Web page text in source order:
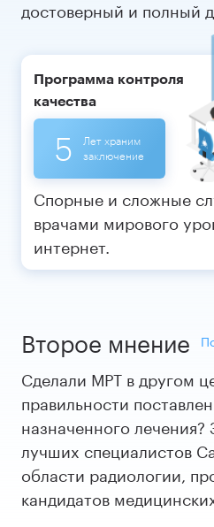
достоверный и полный
Программа контроля
качества
5
Лет храним
заключение
Спорные и сложные
врачами мирового
интернет.
Второе мнение
Сделали МРТ в другом
правильности
назначенного
лучших специалистов
области радиологии,
кандидатов